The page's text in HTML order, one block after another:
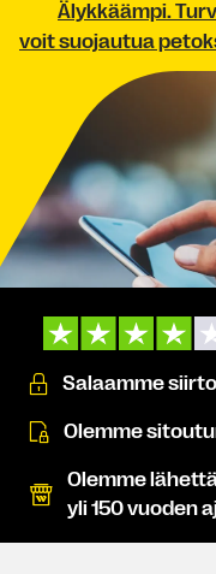
Älykkäämpi.
voit suojautua
Salaamme
Olemme
Olemme
yli 150 vuoden